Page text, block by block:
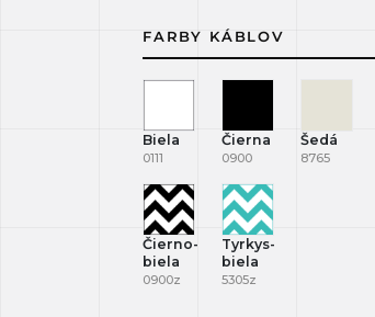
FARBY KÁBLOV
Biela
0111
Čierna
0900
Šedá
8765
Čierno-
biela
0900z
Tyrkys-
biela
5305z